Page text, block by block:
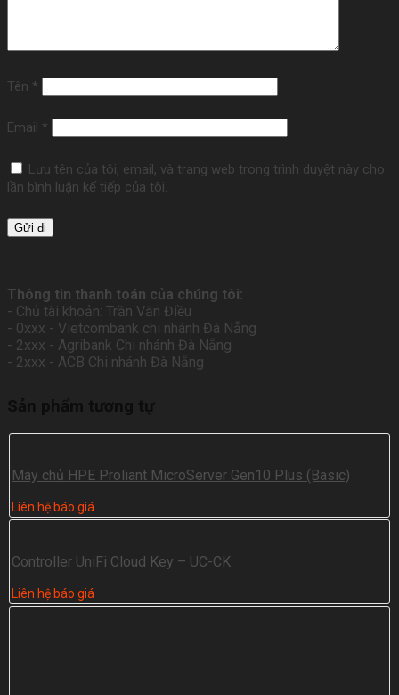
Tên *
Email *
Lưu tên của tôi, email, và trang web trong trình duyệt này cho
lần bình luận kế tiếp của tôi.
Thông tin thanh toán của chúng tôi:
- Chủ tài khoản: Trần Văn Điều
- 0xxx - Vietcombank chi nhánh Đà Nẵng
- 2xxx - Agribank Chi nhánh Đà Nẵng
- 2xxx - ACB Chi nhánh Đà Nẵng
Máy chủ HPE Proliant MicroServer Gen10 Plus (Basic)
Liên hệ báo giá
Controller UniFi Cloud Key – UC-CK
Liên hệ báo giá